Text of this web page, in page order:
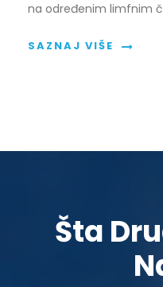
na određenim limfnim
SAZNAJ VIŠE
Šta